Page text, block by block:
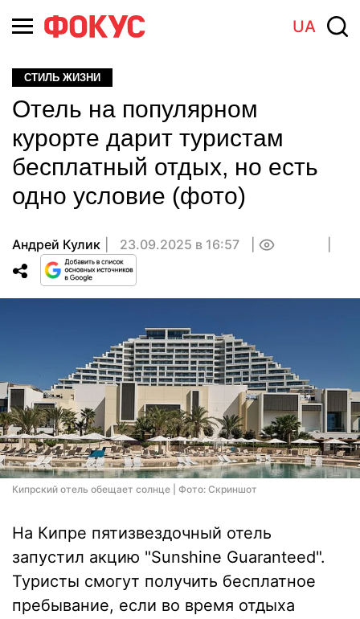
UA
СТИЛЬ ЖИЗНИ
Отель на популярном
курорте дарит туристам
бесплатный отдых, но есть
одно условие (фото)
Андрей Кулик 23.09.2025 в 16:57
Кипрский отель обещает солнце | Фото: Скриншот
На Кипре пятизвездочный отель
запустил акцию "Sunshine Guaranteed".
Туристы смогут получить бесплатное
пребывание, если во время отдыха